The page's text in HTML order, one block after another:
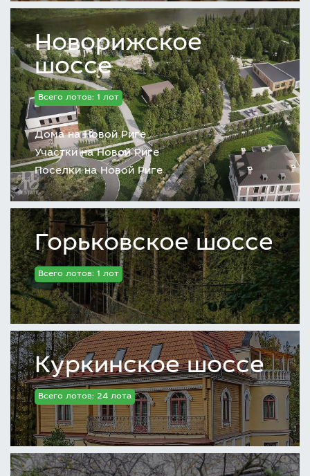
Новорижское
шоссе
Всего лотов: 1 лот
Дома на Новой Риге
Участки на Новой Риге
Поселки на Новой Риге
Горьковское шоссе
Всего лотов: 1 лот
Куркинское шоссе
Всего лотов: 24 лота